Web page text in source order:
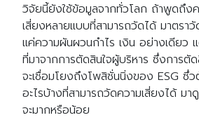
วิจัยนี้ยังใช้ข้อมูลจากทั่วโลก ถ้าพูดถึง
เสี่ยงหลายแบบที่สามารถวัดได้ มาตรา
แค่ความผันผวนกำไร เงิน อย่างเดียว
ที่มาจากการตัดสินใจผู้บริหาร ซึ่งการตั
จะเชื่อมโยงถึงโพสิชั่นนิ่งของ ESG ซึ่
อะไรบ้างที่สามารถวัดความเสี่ยงได้ ม
จะมากหรือน้อย